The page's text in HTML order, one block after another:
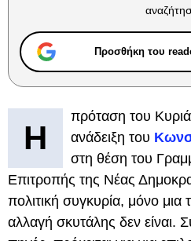
Προσθήκη του
Η
πρόταση του
ανάδειξη του
στη θέση του
Επιτροπής της Νέας
πολιτική συγκυρία, μόνο μια
αλλαγή σκυτάλης δεν είναι.